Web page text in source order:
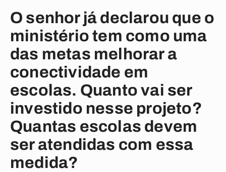
O senhor já declarou que o
ministério tem como uma
das metas melhorar a
conectividade em
escolas. Quanto vai ser
investido nesse projeto?
Quantas escolas devem
ser atendidas com essa
medida?